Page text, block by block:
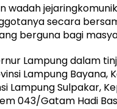
wadah
secara
berguna bagi
Lampung dalam
Lampung Bayana,
Lampung Sulpakar,
043/Gatam Hadi